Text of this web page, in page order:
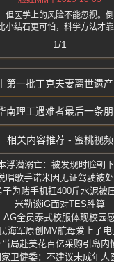
但医学上的风险不能忽视。
小结石更可怕，科学方法才靠
1/1
第一批丁克夫妻离世遗
南理工遇难者最后一条
相关内容推荐 - 蜜桃视频
浮潜溺亡：被发现时脸朝
唱歌手诺米因无证驾驶被
子为赌手机扛400斤水泥被
米勒谈iG面对TES胜算
AG全员泰式校服体现校园
海军原创MV航母爱上了电
当局赴美花百亿采购引岛内
家卫健委：不建议未成年人